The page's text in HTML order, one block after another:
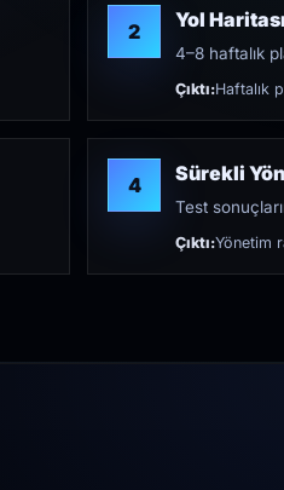
2 Yol Haritası
4–8 haftalık
Çıktı:Haftalık
4 Sürekli
Test
Çıktı:Yönetim